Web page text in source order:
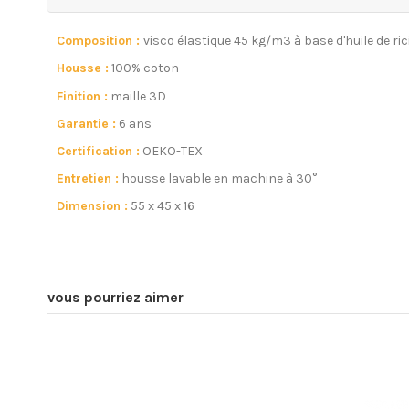
Composition : visco élastique 45 kg/m3 à base d'huile de
Housse : 100% coton
Finition : maille 3D
Garantie : 6 ans
Certification : OEKO-TEX
Entretien : housse lavable en machine à 30°
Dimension : 55 x 45 x 16
vous pourriez aimer